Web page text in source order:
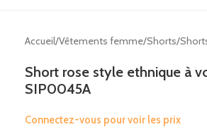
Accueil/Vêtements femme/Shorts/
Short rose style ethnique à
SIP0045A
Connectez-vous pour voir les prix